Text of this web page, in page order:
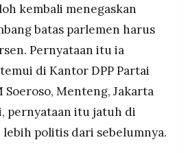
batas berapa pun, tapi
tinggi berpotensi menjadi
partai lama yang
dan sejumlah pengamat
persen sebagai terlalu tinggi;
ini tak lepas dari gelombang
kembali menegaskan
batas parlemen harus
Pernyataan itu ia
di Kantor DPP Partai
Soeroso, Menteng, Jakarta
pernyataan itu jatuh di
lebih politis dari sebelumnya.